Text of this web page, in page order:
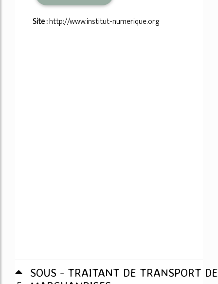
Site :http://www.institut-numerique.org
SOUS - TRAITANT DE TRANSPORT DE